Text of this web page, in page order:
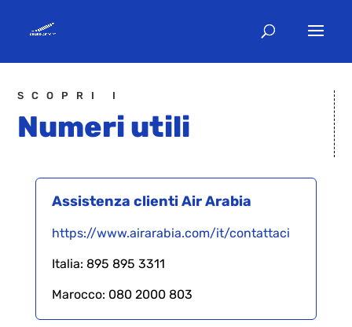
SCOPRI I
Numeri utili
Assistenza clienti Air Arabia
https://www.airarabia.com/it/contattaci
Italia: 895 895 3311
Marocco: 080 2000 803